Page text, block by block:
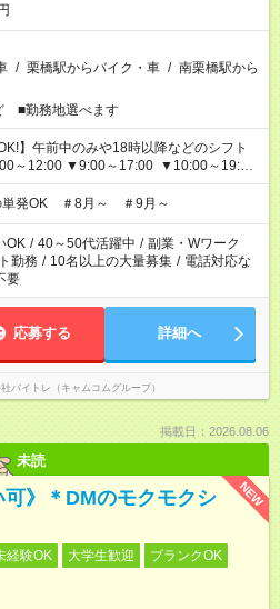
/ 栗橋駅からバイク・車 / 南栗橋駅から
■勤務地選べます
】午前中のみや18時以降などのシフト
単発OK ＃8月～ ＃9月～
OK / 40～50代活躍中 / 副業・Wワーク
勤務 / 10名以上の大量募集 / 電話対応な
要
応募する 詳細へ
バイトレ（キャムコムグループ）
掲載日：2026.08.06
未読
NEW
可》＊DMのモクモクシ
経験OK 大学生歓迎
ブランクOK